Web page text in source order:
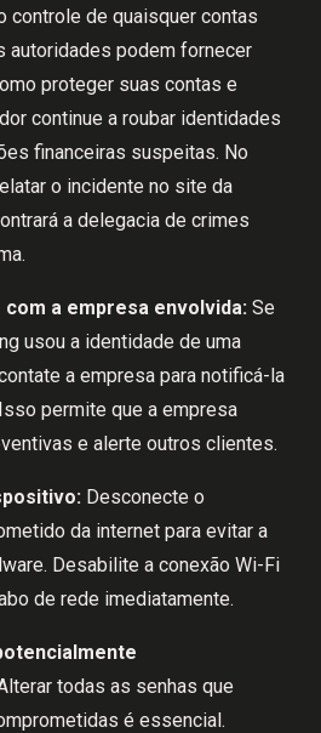
controle de quaisquer contas
autoridades podem fornecer
proteger suas contas e
continue a roubar identidades
financeiras suspeitas. No
o incidente no site da
a delegacia de crimes
a empresa envolvida: Se
usou a identidade de uma
a empresa para notificá-la
permite que a empresa
e alerte outros clientes.
Desconecte o
da internet para evitar a
Desabilite a conexão Wi-Fi
de rede imediatamente.
todas as senhas que
é essencial.